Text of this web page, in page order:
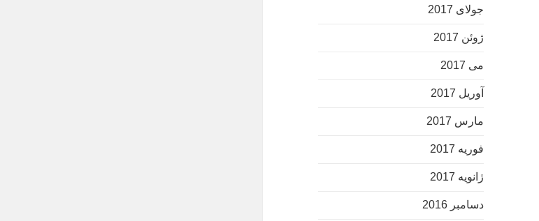
جولای 2017
ژوئن 2017
می 2017
آوریل 2017
مارس 2017
فوریه 2017
ژانویه 2017
دسامبر 2016